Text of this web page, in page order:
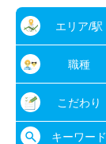
エリア/駅
職種
こだわり
キーワード